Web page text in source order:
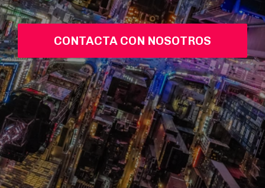
CONTACTA CON NOSOTROS